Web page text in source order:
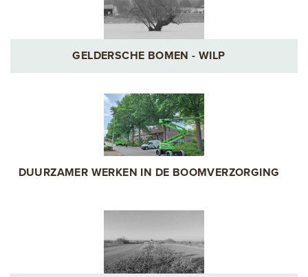
GELDERSCHE BOMEN - WILP
DUURZAMER WERKEN IN DE BOOMVERZORGING